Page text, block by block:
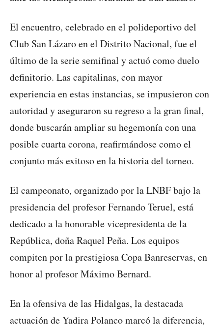
El encuentro, celebrado en el polideportivo del
Club San Lázaro en el Distrito Nacional, fue el
último de la serie semifinal y actuó como duelo
definitorio. Las capitalinas, con mayor
experiencia en estas instancias, se impusieron con
autoridad y aseguraron su regreso a la gran final,
donde buscarán ampliar su hegemonía con una
posible cuarta corona, reafirmándose como el
conjunto más exitoso en la historia del torneo.
El campeonato, organizado por la LNBF bajo la
presidencia del profesor Fernando Teruel, está
dedicado a la honorable vicepresidenta de la
República, doña Raquel Peña. Los equipos
compiten por la prestigiosa Copa Banreservas, en
honor al profesor Máximo Bernard.
En la ofensiva de las Hidalgas, la destacada
actuación de Yadira Polanco marcó la diferencia,